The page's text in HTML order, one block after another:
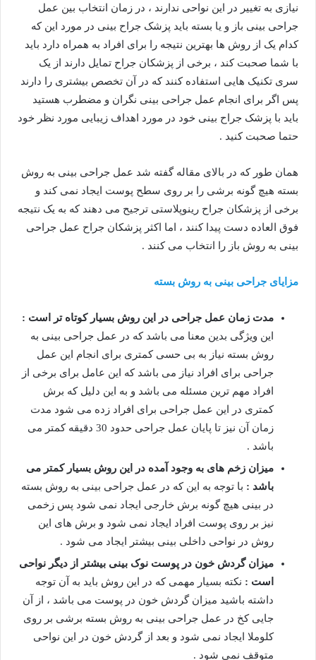
نیازی به تغییر در این نواحی ندارند ، در زمان انتخاب بین عمل
جراحی بینی باز و یا بسته باید پزشک جراح بینی در مورد این که
کدام یک از روش ها بهترین نتیجه را برای افراد به همراه دارد باید
با شما صحبت کند ، برخی از پزشکان جراح تمایل دارند از یک
سری تکنیک هایی استفاده کنند که در آن تخصص بیشتری را دارند
پس اگر برای انجام عمل جراحی بینی نگران و مضطرب هستید
باید با پزشک جراح بینی خود در مورد اهداف زیبایی مورد نظر خود
حتما صحبت کنید .
همان طور که در بالای مقاله گفته شد عمل جراحی بینی به روش
بسته هیچ گونه برشی را بر روی سطح پوست ایجاد نمی کند و
برخی از پزشکان جراح رینوپلاستی ترجیح می دهند که به یک نتیجه
فوق العاده دست پیدا کنند ، اما اکثر پزشکان جراح عمل جراحی
بینی به روش باز را انتخاب می کنند .
مزایای جراحی بینی به روش بسته
مدت زمان عمل جراحی در این روش بسیار کوتاه تر است :
این ویژگی بدین معنا می باشد که در عمل جراحی بینی به
روش بسته نیاز به بی حسی کمتری برای انجام این عمل
جراحی برای افراد نیاز می باشد که این عامل برای برخی از
افراد مهم ترین مسئله می باشد و به این دلیل که برش
کمتری در این عمل جراحی برای افراد زده می شود مدت
زمان آن نیز تا پایان عمل جراحی حدود 30 دقیقه کمتر می
باشد .
میزان زخم های به وجود آمده در این روش بسیار کمتر می
باشد : با توجه به این که در عمل جراحی بینی به روش بسته
در بینی هیچ گونه برش خارجی ایجاد نمی شود پس زخمی
نیز بر روی پوست افراد ایجاد نمی شود و برش های این
روش در نواحی داخلی بینی بیشتر ایجاد می شود .
میزان گردش خون در پوست نوک بینی بیشتر از دیگر نواحی
است : نکته بسیار مهمی که در این روش باید به آن توجه
داشته باشید میزان گردش خون در پوست می باشد ، از آن
جایی کخ در عمل جراحی بینی به روش بسته برشی بر روی
کلوملا ایجاد نمی شود و بعد از گردش خون در این نواحی
متوقف نمی شود .